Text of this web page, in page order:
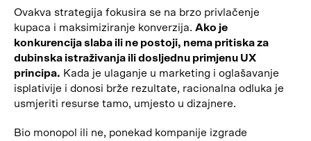
Ovakva strategija fokusira se na brzo privlačenje
kupaca i maksimiziranje konverzija. Ako je
konkurencija slaba ili ne postoji, nema pritiska za
dubinska istraživanja ili dosljednu primjenu UX
principa. Kada je ulaganje u marketing i oglašavanje
isplativije i donosi brže rezultate, racionalna odluka je
usmjeriti resurse tamo, umjesto u dizajnere.
Bio monopol ili ne, ponekad kompanije izgrade